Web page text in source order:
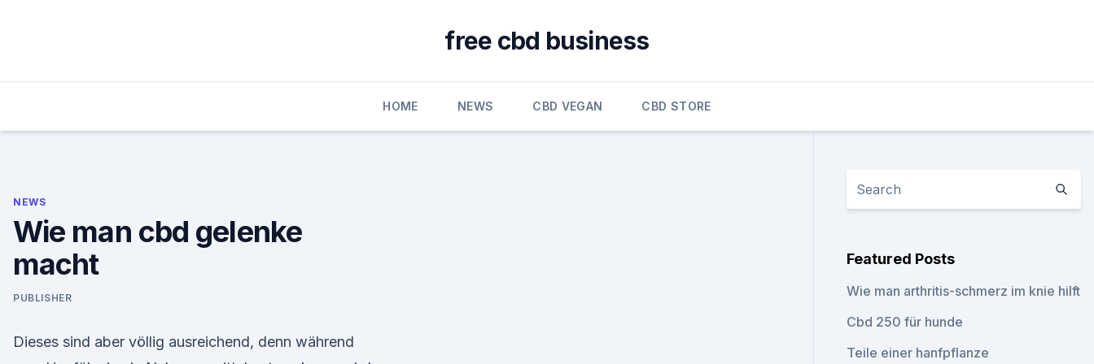
free cbd business
HOME NEWS CBD VEGAN CBD STORE
NEWS
Wie man cbd gelenke
macht
PUBLISHER
Dieses sind aber völlig ausreichend, denn während
Featured Posts
Wie man arthritis-schmerz im knie hilft
Cbd 250 für hunde
Teile einer hanfpflanze